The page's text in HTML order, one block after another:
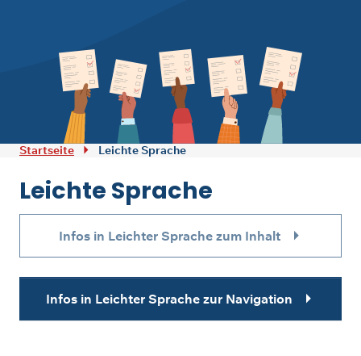
Startseite Leichte Sprache
Leichte Sprache
Infos in Leichter Sprache zum Inhalt
Infos in Leichter Sprache zur Navigation